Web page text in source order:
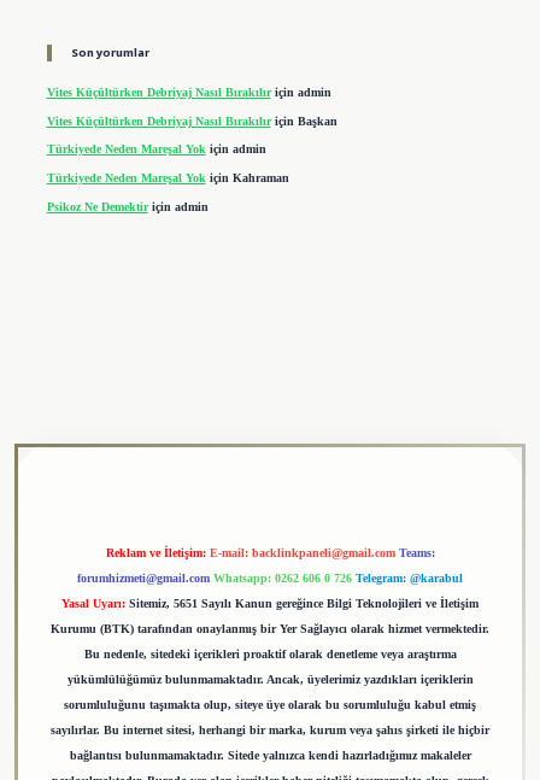
Son yorumlar
Vites Küçültürken Debriyaj Nasıl Bırakılıriçin admin
Vites Küçültürken Debriyaj Nasıl Bırakılıriçin Başkan
Türkiyede Neden Mareşal Yokiçin admin
Türkiyede Neden Mareşal Yok için Kahraman
Psikoz Ne Demektiriçin admin
Reklam ve İletişim: E-mail: backlinkpaneli@gmail.com Teams:
forumhizmeti@gmail.com Whatsapp: 0262 606 0 726 Telegram: @karabul
Yasal Uyarı: Sitemiz, 5651 Sayılı Kanun gereğince Bilgi Teknolojileri ve İletişim
Kurumu (BTK) tarafından onaylanmış bir Yer Sağlayıcı olarak hizmet vermektedir.
Bu nedenle, sitedeki içerikleri proaktif olarak denetleme veya araştırma
yükümlülüğümüz bulunmamaktadır. Ancak, üyelerimiz yazdıkları içeriklerin
sorumluluğunu taşımakta olup, siteye üye olarak bu sorumluluğu kabul etmiş
sayılırlar. Bu internet sitesi, herhangi bir marka, kurum veya şahıs şirketi ile hiçbir
bağlantısı bulunmamaktadır. Sitede yalnızca kendi hazırladığımız makaleler